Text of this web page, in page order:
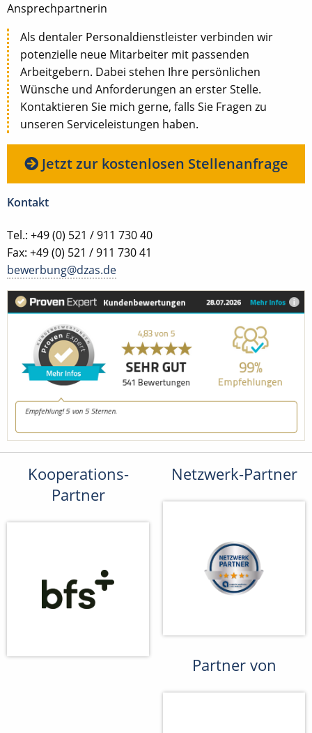
Ansprechpartnerin
Als dentaler Personaldienstleister verbinden wir
potenzielle neue Mitarbeiter mit passenden
Arbeitgebern. Dabei stehen Ihre persönlichen
Wünsche und Anforderungen an erster Stelle.
Kontaktieren Sie mich gerne, falls Sie Fragen zu
unseren Serviceleistungen haben.
Jetzt zur kostenlosen Stellenanfrage
Kontakt
Tel.: +49 (0) 521 / 911 730 40
Fax: +49 (0) 521 / 911 730 41
bewerbung@dzas.de
Kooperations-
Partner
Netzwerk-Partner
Partner von